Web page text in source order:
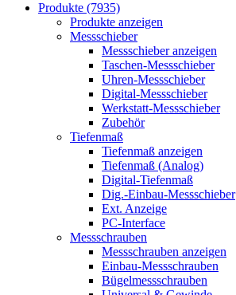
Produkte (7935)
Produkte anzeigen
Messschieber
Messschieber anzeigen
Taschen-Messschieber
Uhren-Messschieber
Digital-Messschieber
Werkstatt-Messschieber
Zubehör
Tiefenmaß
Tiefenmaß anzeigen
Tiefenmaß (Analog)
Digital-Tiefenmaß
Dig.-Einbau-Messschieber
Ext. Anzeige
PC-Interface
Messschrauben
Messschrauben anzeigen
Einbau-Messschrauben
Bügelmessschrauben